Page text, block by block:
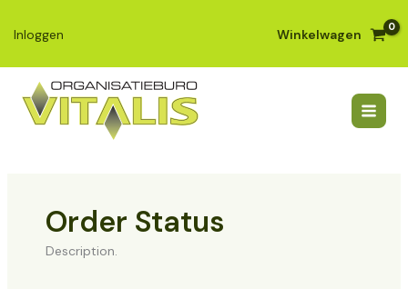
naar
inhoud
Inloggen Winkelwagen
Order Status
Description.